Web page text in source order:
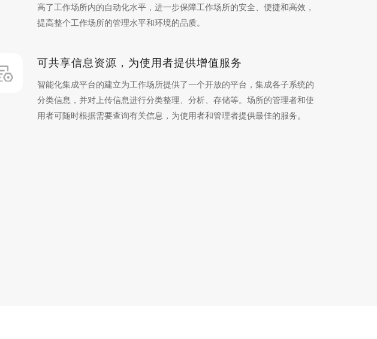
高了工作场所内的自动化水平，进一步保障工作场所的安全、便捷和高效，
提高整个工作场所的管理水平和环境的品质。
可共享信息资源，为使用者提供增值服务
智能化集成平台的建立为工作场所提供了一个开放的平台，集成各子系统的
分类信息，并对上传信息进行分类整理、分析、存储等。场所的管理者和使
用者可随时根据需要查询有关信息，为使用者和管理者提供最佳的服务。